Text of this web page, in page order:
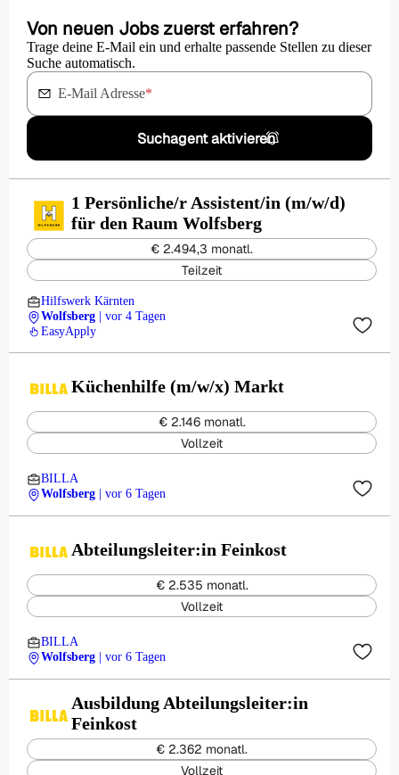
Von neuen Jobs zuerst erfahren?
Trage deine E-Mail ein und erhalte passende Stellen zu dieser
Suche automatisch.
E-Mail Adresse*
Suchagent aktivieren
1 Persönliche/r Assistent/in (m/w/d)
für den Raum Wolfsberg
€ 2.494,3 monatl.
Teilzeit
Hilfswerk Kärnten
Wolfsberg
| vor 4 Tagen
EasyApply
Küchenhilfe (m/w/x) Markt
€ 2.146 monatl.
Vollzeit
BILLA
Wolfsberg
| vor 6 Tagen
Abteilungsleiter:in Feinkost
€ 2.535 monatl.
Vollzeit
BILLA
Wolfsberg
| vor 6 Tagen
Ausbildung Abteilungsleiter:in
Feinkost
€ 2.362 monatl.
Vollzeit